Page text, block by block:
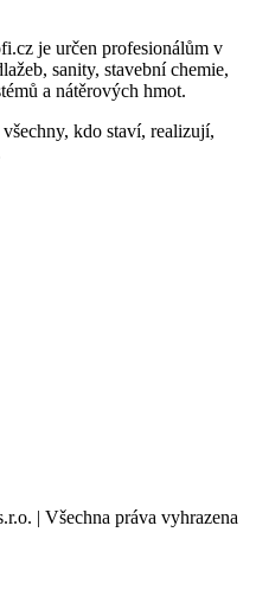
je určen profesionálům v
sanity, stavební chemie,
a nátěrových hmot.
kdo staví, realizují,
| Všechna práva vyhrazena